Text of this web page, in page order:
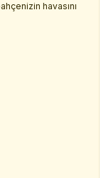
havasını